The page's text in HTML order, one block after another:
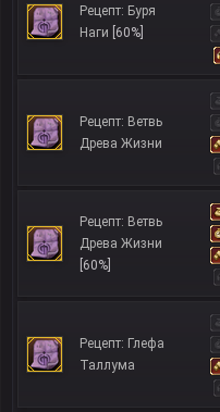
Рецепт: Буря
Наги [60%]
Рецепт: Ветвь
Древа Жизни
Рецепт: Ветвь
Древа Жизни
[60%]
Рецепт: Глефа
Таллума